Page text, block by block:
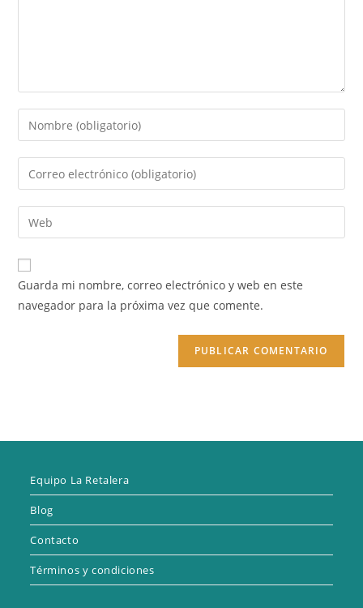
Introduce
tu
nombre
de
usuario
para
comentar
Introduce
tu
dirección
de
electrónico
para
comentar
Introduce
la
URL
de
Guarda mi nombre, correo electrónico y web en este
navegador para la próxima vez que comente.
Equipo La Retalera
Blog
Contacto
Términos y condiciones